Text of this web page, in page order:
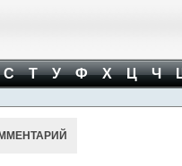
С Т У Ф Х Ц Ч